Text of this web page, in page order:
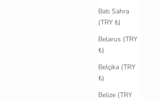
Batı Sahra
(TRY ₺)
Belarus (TRY
₺)
Belçika (TRY
₺)
Belize (TRY